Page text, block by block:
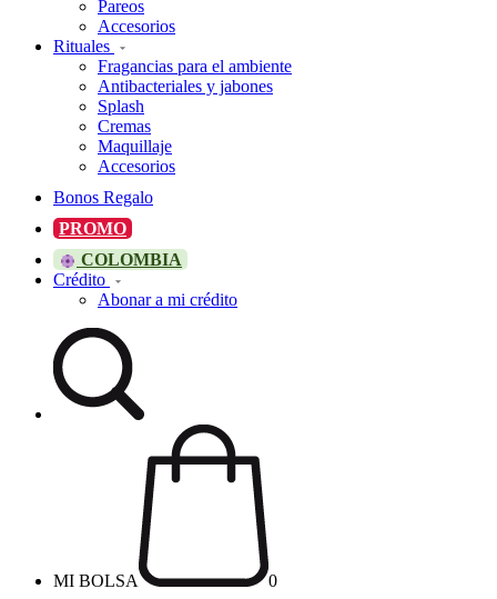
Pareos
Accesorios
Rituales
Fragancias para el ambiente
Antibacteriales y jabones
Splash
Cremas
Maquillaje
Accesorios
Bonos Regalo
PROMO
COLOMBIA
Crédito
Abonar a mi crédito
MI BOLSA 0